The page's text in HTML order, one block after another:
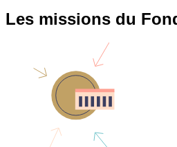
Les missions du